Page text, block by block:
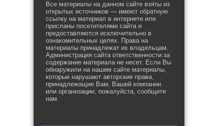
Все материалы на данном сайте взяты из
открытых источников — имеют обратную
ссылку на материал в интернете или
присланы посетителями сайта и
предоставляются исключительно в
ознакомительных целях. Права на
материалы принадлежат их владельцам.
Администрация сайта ответственности за
содержание материала не несет. Если Вы
обнаружили на нашем сайте материалы,
которые нарушают авторские права,
принадлежащие Вам, Вашей компании
или организации, пожалуйста, сообщите
нам.